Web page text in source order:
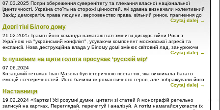
07.03.2025 Попри збереження суверенітету та плекання власної національної
ідентичності, Україна стоїть на сторожі цінностей, які здавна визначали колективний
Захід: демократія, права людини, верховенство права, вільний ринок, прагнення до
добробуту, рівність та повага до особистості. Ба більше, Україна захищає
фундаменти політичних та економічних союзів, таких як НАТО та Європейський
Союз, які є стовпами стабільності та співпраці в регіоні та світі. Ці цінності постійно
підриваються російською агресією!
Czytaj dalej →
Довгі тіні Білого дому
21.02.2025 Трамп і його команда намагаються змінити дискурс війни Росії з
Україною на "український конфлікт", усуваючи компонент московської агресії та
експансії. Нова деструкційна влада у Білому домі змінює світовий лад, занурюючи
Czytaj dalej →
Із пушкіним на щити голота просуває ‘русскій мір’
07.06.2024
Козацький гетьман Іван Мазепа був історичною постаттю, яка викликала багато
емоцій і сеперечностей. Його бачили як романтичного героя, але зображували його
Державний діяч європейського масштабу, талановитий політик, меценат, освічена
людина, людина з трагічною долею і складним характером – таким він увійшов до
Czytaj dalej →
Наставниця
19.02.2024 «Картки! Усі розумні думки, цитати зі статей й монографій ретельно
записуй на картках. Переглядай, перечитуй і аналізуй. А потім намагайся укласти їх